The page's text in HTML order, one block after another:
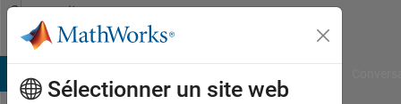
Passer au contenu
Community
Profile
Sélectionner un site web